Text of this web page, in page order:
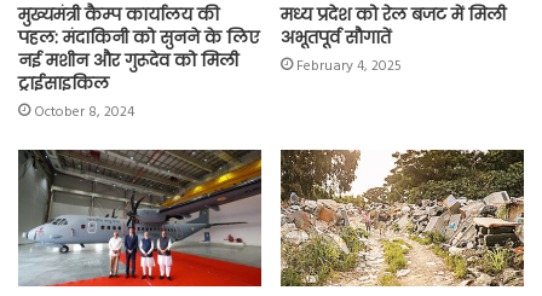
मुख्यमंत्री कैम्प कार्यालय की
पहल: मंदाकिनी को सुनने के लिए
नई मशीन और गुरूदेव को मिली
ट्राईसाइकिल
October 8, 2024
मध्य प्रदेश को रेल बजट में मिली
अभूतपूर्व सौगातें
February 4, 2025